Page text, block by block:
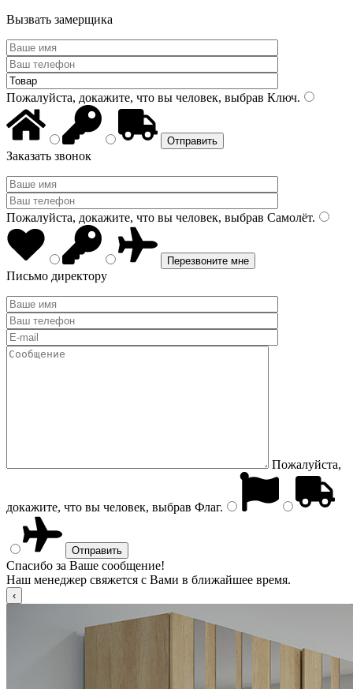
Вызвать замерщика
Пожалуйста, докажите, что вы человек, выбрав Ключ.
Заказать звонок
Пожалуйста, докажите, что вы человек, выбрав Самолёт.
Письмо директору
Пожалуйста,
докажите, что вы человек, выбрав Флаг.
Спасибо за Ваше сообщение!
Наш менеджер свяжется с Вами в ближайшее время.